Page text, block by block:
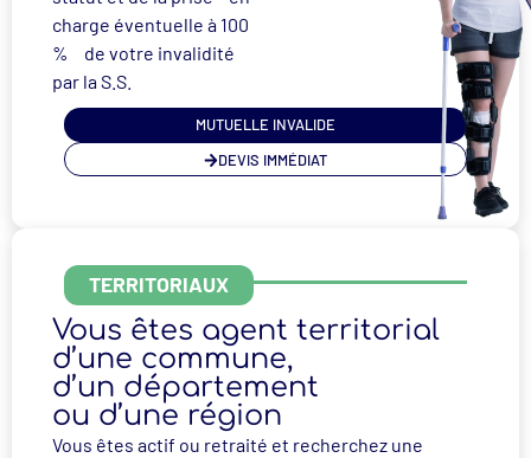
charge éventuelle à 100
% de votre invalidité
par la S.S.
MUTUELLE INVALIDE
DEVIS IMMÉDIAT
TERRITORIAUX
Vous êtes agent territorial
d’une commune,
d’un département
ou d’une région
Vous êtes actif ou retraité et recherchez une